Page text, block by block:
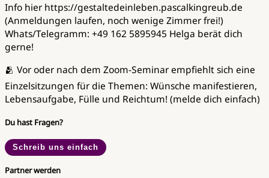
Info hier https://gestaltedeinleben.pascalkingreub.de
(Anmeldungen laufen, noch wenige Zimmer frei!)
Whats/Telegramm: +49 162 5895945 Helga berät dich
gerne!
🫂 Vor oder nach dem Zoom-Seminar empfiehlt sich eine
Einzelsitzungen für die Themen: Wünsche manifestieren,
Lebensaufgabe, Fülle und Reichtum! (melde dich einfach)
Du hast Fragen?
Schreib uns einfach
Partner werden